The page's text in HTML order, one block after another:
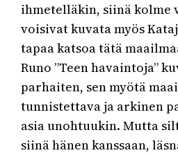
ihmetelläkin, siinä kolme
voisivat kuvata myös
tapaa katsoa tätä
Runo ”Teen havaintoja”
parhaiten, sen myötä
tunnistettava ja arkinen
asia unohtuukin. Mutta
siinä hänen kanssaan,